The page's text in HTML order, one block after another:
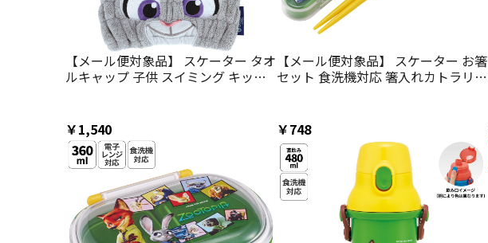
【メール便対象品】 スケーター タオ
ルキャップ 子供 スイミング キッズ
ディズニー Disney【吸水速乾 海 海
水浴 プール お風呂上がり かわいい
おしゃれ ギフト】
￥1,540
【メール便対象品】 スケーター お箸
セット 食洗機対応 箸入れカトラリー
ュディ ディズニー【カトラリーセッ
ト カトラリーケース 蓋付き おはし
セット 食洗機対応】
￥748